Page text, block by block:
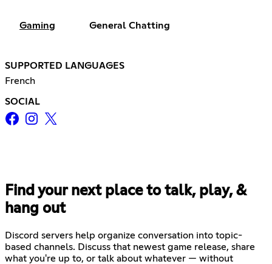
Gaming General Chatting
SUPPORTED LANGUAGES
French
SOCIAL
Find your next place to talk, play, &
hang out
Discord servers help organize conversation into topic-
based channels. Discuss that newest game release, share
what you're up to, or talk about whatever — without